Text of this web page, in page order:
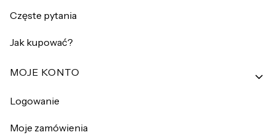
Częste pytania
Jak kupować?
MOJE KONTO
Logowanie
Moje zamówienia